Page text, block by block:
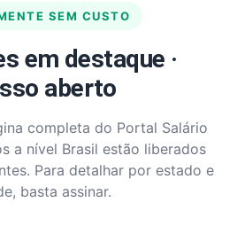
SEM CUSTO
em destaque ·
aberto
completa do Portal Salário
a nível Brasil estão liberados
Para detalhar por estado e
basta assinar.